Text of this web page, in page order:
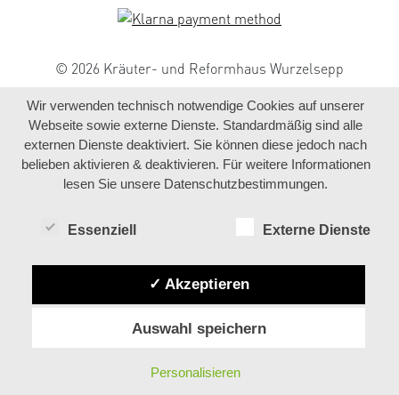
© 2026 Kräuter- und Reformhaus Wurzelsepp
Wir verwenden technisch notwendige Cookies auf unserer
Webseite sowie externe Dienste. Standardmäßig sind alle
externen Dienste deaktiviert. Sie können diese jedoch nach
belieben aktivieren & deaktivieren. Für weitere Informationen
lesen Sie unsere Datenschutzbestimmungen.
Essenziell Externe Dienste
✓ Akzeptieren
Auswahl speichern
Personalisieren